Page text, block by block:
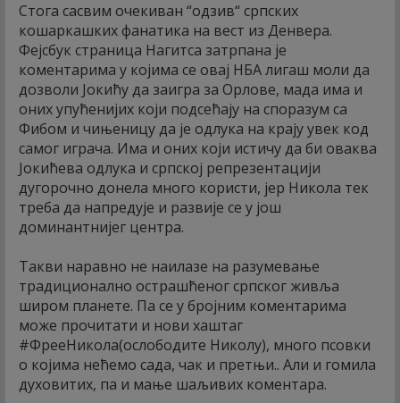
Стога сасвим очекиван “одзив“ српских
кошаркашких фанатика на вест из Денвера.
Фејсбук страница Нагитса затрпана је
коментарима у којима се овај НБА лигаш моли да
дозволи Јокићу да заигра за Орлове, мада има и
оних упућенијих који подсећају на споразум са
Фибом и чињеницу да је одлука на крају увек код
самог играча. Има и оних који истичу да би оваква
Јокићева одлука и српској репрезентацији
дугорочно донела много користи, јер Никола тек
треба да напредује и развије се у још
доминантнијег центра.
Такви наравно не наилазе на разумевање
традиционално острашћеног српског живља
широм планете. Па се у бројним коментарима
може прочитати и нови хаштаг
#ФрееНикола(ослободите Николу), много псовки
о којима нећемо сада, чак и претњи.. Али и гомила
духовитих, па и мање шаљивих коментара.